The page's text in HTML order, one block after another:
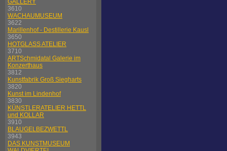
GALLERY
3610
WACHAUMUSEUM
3622
Marillenhof - Destillerie Kausl
3650
HOTGLASS ATELIER
3710
ARTSchmidatal Galerie im
Konzerthaus
3812
Kunstfabrik Groß Siegharts
3820
Kunst im Lindenhof
3830
KÜNSTLERATELIER HETTL
und KOLLAR
3910
BLAUGELBEZWETTL
3943
DAS KUNSTMUSEUM